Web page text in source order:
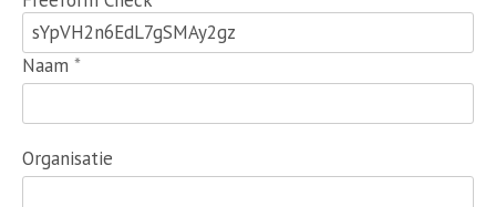
Naam
Organisatie